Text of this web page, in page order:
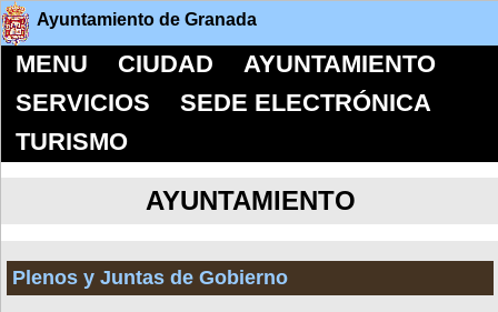
Ayuntamiento de Granada
MENU CIUDAD
AYUNTAMIENTO
SERVICIOS
SEDE ELECTRÓNICA
TURISMO
AYUNTAMIENTO
Plenos y Juntas de Gobierno